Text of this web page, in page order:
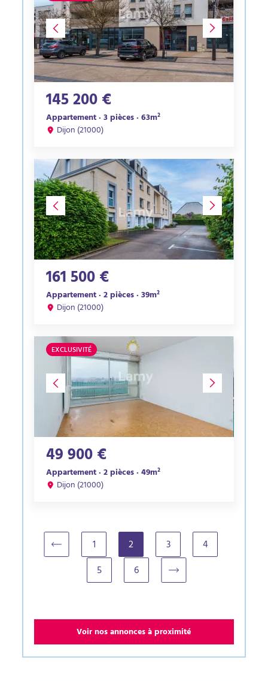
145 200 €
Appartement · 3 pièces · 63m²
Dijon (21000)
161 500 €
Appartement · 2 pièces · 39m²
Dijon (21000)
EXCLUSIVITÉ
49 900 €
Appartement · 2 pièces · 49m²
Dijon (21000)
1 2(current)3
4
5
6
Voir nos annonces à proximité